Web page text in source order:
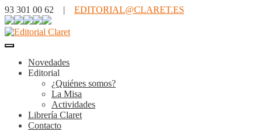
93 301 00 62 | EDITORIAL@CLARET.ES
Novedades
Editorial
¿Quiénes somos?
La Misa
Actividades
Librería Claret
Contacto